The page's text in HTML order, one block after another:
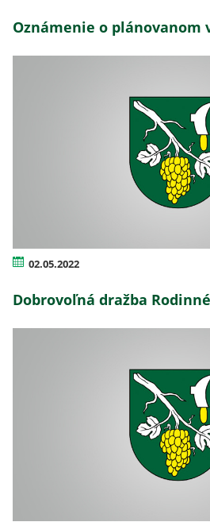
Oznámenie o plánovanom
02.05.2022
Dobrovoľná dražba